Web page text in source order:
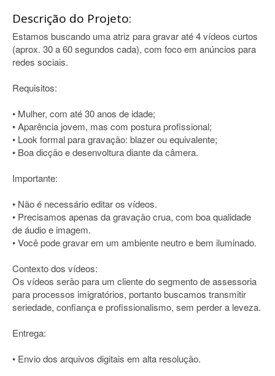
Descrição do Projeto:
Estamos buscando uma atriz para gravar até 4 vídeos curtos
(aprox. 30 a 60 segundos cada), com foco em anúncios para
redes sociais.
Requisitos:
• Mulher, com até 30 anos de idade;
• Aparência jovem, mas com postura profissional;
• Look formal para gravação: blazer ou equivalente;
• Boa dicção e desenvoltura diante da câmera.
Importante:
• Não é necessário editar os vídeos.
• Precisamos apenas da gravação crua, com boa qualidade
de áudio e imagem.
• Você pode gravar em um ambiente neutro e bem iluminado.
Contexto dos vídeos:
Os vídeos serão para um cliente do segmento de assessoria
para processos imigratórios, portanto buscamos transmitir
seriedade, confiança e profissionalismo, sem perder a leveza.
Entrega:
• Envio dos arquivos digitais em alta resolução.